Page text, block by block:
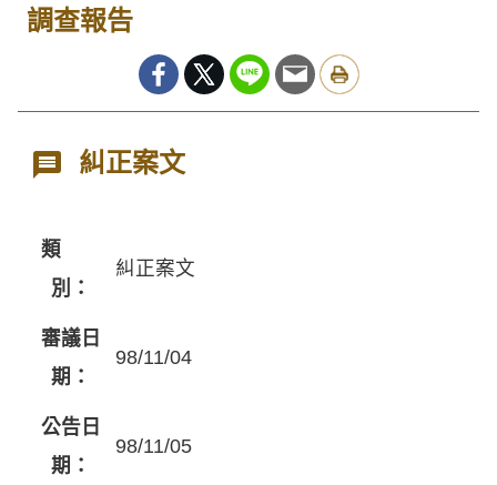
調查報告
糾正案文
類
別：
糾正案文
審議日
期：
98/11/04
公告日
期：
98/11/05